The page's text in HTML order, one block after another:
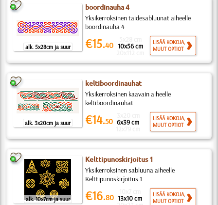
alk. 5x28cm ja suur
boordinauha 4
Yksikerroksinen taidesabluunat aiheelle
boordinauha 4
€15.40 10x56 cm
LISÄÄ KOKOJA,
MUUT OPTIOT
alk. 3x20cm ja suur
keltiboordinauhat
Yksikerroksinen kaavain aiheelle
keltiboordinauhat
€14.50 6x39 cm
LISÄÄ KOKOJA,
MUUT OPTIOT
alk. 10x7cm ja suur
Kelttipunoskirjoitus 1
Yksikerroksinen sabluuna aiheelle
Kelttipunoskirjoitus 1
€16.80 13x10 cm
LISÄÄ KOKOJA,
MUUT OPTIOT